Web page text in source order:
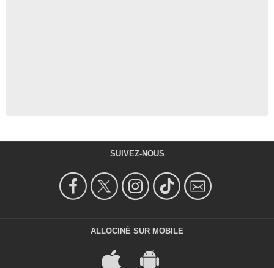
SUIVEZ-NOUS
ALLOCINÉ SUR MOBILE